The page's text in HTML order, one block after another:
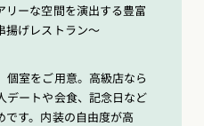
リーな空間を演出する豊富
揚げレストラン〜
個室をご用意。高級店なら
デートや会食、記念日など
です。内装の自由度が高